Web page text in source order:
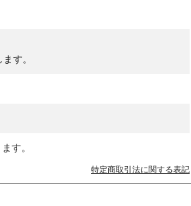
す。
す。
特定商取引法に関する表記